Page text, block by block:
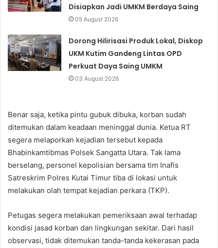
Disiapkan Jadi UMKM Berdaya Saing
05 August 2026
Dorong Hilirisasi Produk Lokal, Diskop
UKM Kutim Gandeng Lintas OPD
Perkuat Daya Saing UMKM
03 August 2026
Benar saja, ketika pintu gubuk dibuka, korban sudah
ditemukan dalam keadaan meninggal dunia. Ketua RT
segera melaporkan kejadian tersebut kepada
Bhabinkamtibmas Polsek Sangatta Utara. Tak lama
berselang, personel kepolisian bersama tim Inafis
Satreskrim Polres Kutai Timur tiba di lokasi untuk
melakukan olah tempat kejadian perkara (TKP).
Petugas segera melakukan pemeriksaan awal terhadap
kondisi jasad korban dan lingkungan sekitar. Dari hasil
observasi, tidak ditemukan tanda-tanda kekerasan pada